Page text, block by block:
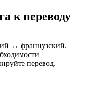
к переводу
↔ французский.
перевод.